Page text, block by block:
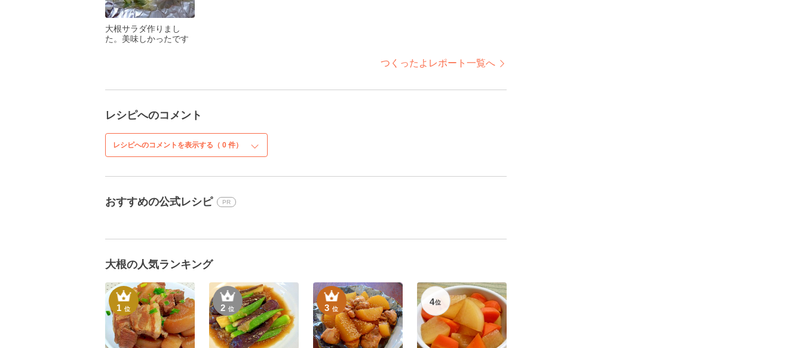
大根サラダ作りまし
た。美味しかったです
つくったよレポート一覧へ
レシピへのコメント
レシピへのコメントを表示する（ 0 件）
おすすめの公式レシピ PR
大根の人気ランキング
1位 2位 3位
4位